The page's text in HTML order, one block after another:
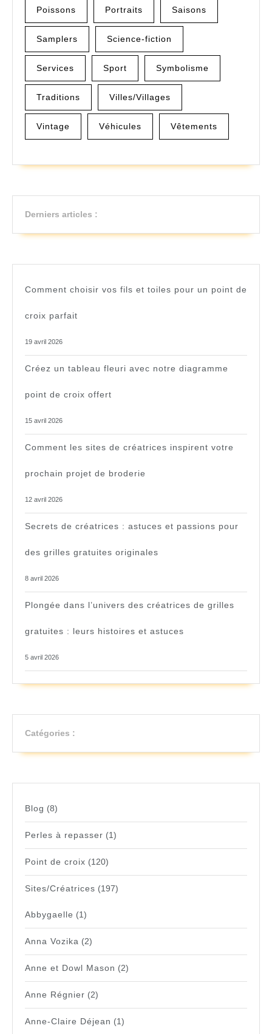
Poissons Portraits Saisons
Samplers Science-fiction
Services Sport Symbolisme
Traditions Villes/Villages
Vintage Véhicules Vêtements
Derniers articles :
Comment choisir vos fils et toiles pour un point de
croix parfait
19 avril 2026
Créez un tableau fleuri avec notre diagramme
point de croix offert
15 avril 2026
Comment les sites de créatrices inspirent votre
prochain projet de broderie
12 avril 2026
Secrets de créatrices : astuces et passions pour
des grilles gratuites originales
8 avril 2026
Plongée dans l’univers des créatrices de grilles
gratuites : leurs histoires et astuces
5 avril 2026
Catégories :
Blog (8)
Perles à repasser (1)
Point de croix (120)
Sites/Créatrices (197)
Abbygaelle (1)
Anna Vozika (2)
Anne et Dowl Mason (2)
Anne Régnier (2)
Anne-Claire Déjean (1)